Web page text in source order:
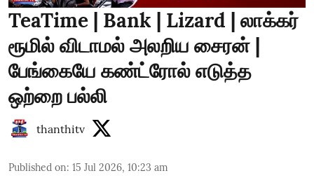
TeaTime | Bank | Lizard | லாக்கர்
ரூமில் விடாமல் அலறிய சைரன் |
பேங்கையே கண்ட்ரோல் எடுத்த
ஒற்றை பல்லி
thanthitv
Published on: 15 Jul 2026, 10:23 am